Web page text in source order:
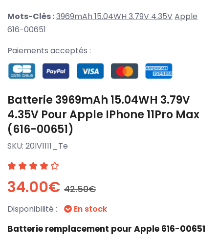
Mots-Clés :3969mAh 15.04WH 3.79V 4.35VApple
616-00651
Paiements acceptés :
Batterie 3969mAh 15.04WH 3.79V
4.35V Pour Apple IPhone 11Pro Max
(616-00651)
SKU: 20IV1111_Te
34.00€ 42.50€
Disponibilité : En stock
Batterie remplacement pour Apple 616-00651